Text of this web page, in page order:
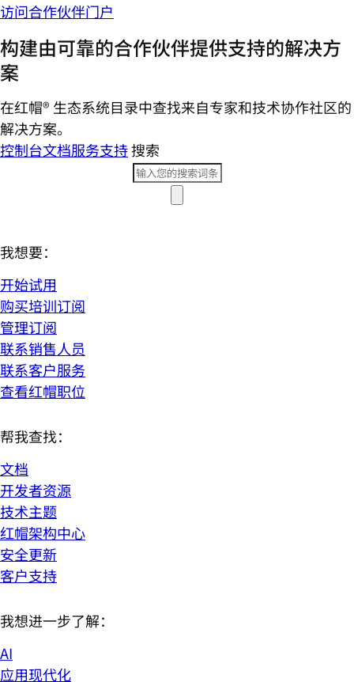
访问合作伙伴门户
构建由可靠的合作伙伴提供支持的解决方
案
在红帽® 生态系统目录中查找来自专家和技术协作社区的
解决方案。
控制台文档服务支持搜索
我想要：
开始试用
购买培训订阅
管理订阅
联系销售人员
联系客户服务
查看红帽职位
帮我查找：
文档
开发者资源
技术主题
红帽架构中心
安全更新
客户支持
我想进一步了解：
AI
应用现代化